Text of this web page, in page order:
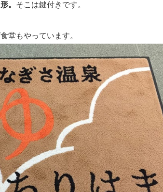
。 そこは鍵付きです。
堂もやっています。